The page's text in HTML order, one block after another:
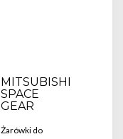
MITSUBISHI
SPACE
GEAR
Żarówki do